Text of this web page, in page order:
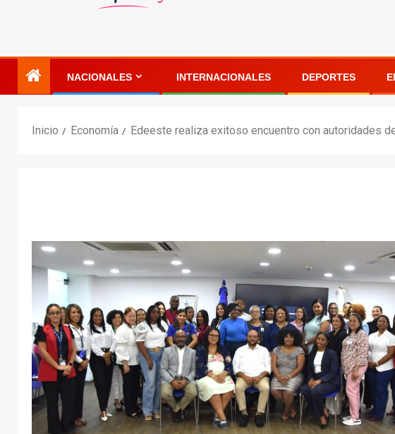
NACIONALES INTERNACIONALES DEPORTES
Inicio Economía Edeeste realiza exitoso encuentro con autoridades